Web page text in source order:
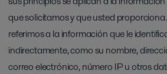
que solicitamos y que usted
referimos a la información que le
indirectamente, como su nombre,
correo electrónico, número IP u otros